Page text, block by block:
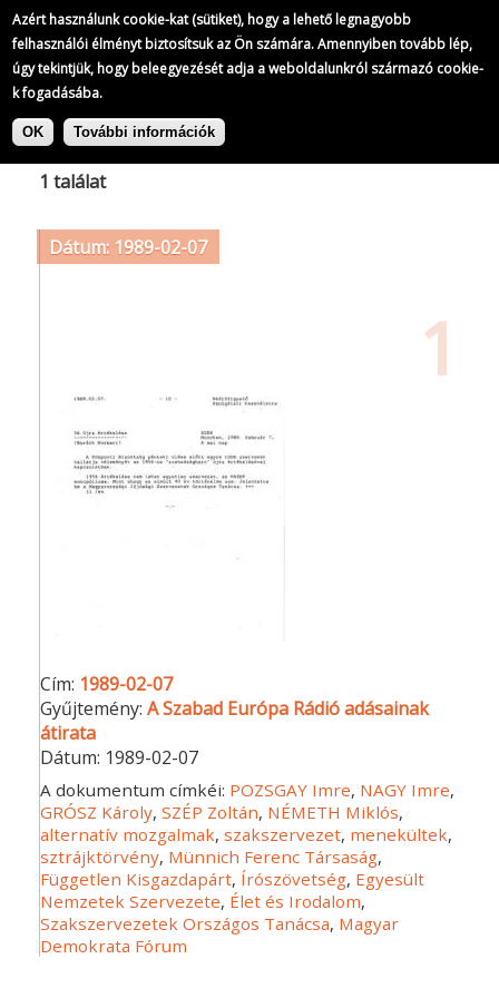
Azért használunk cookie-kat (sütiket), hogy a lehető legnagyobb
felhasználói élményt biztosítsuk az Ön számára. Amennyiben tovább lép,
úgy tekintjük, hogy beleegyezését adja a weboldalunkról származó cookie-
k fogadásába.
OK További információk
Ugrás
Címke: sztrájktörvény
1 találat
Dátum: 1989-02-07
1
Cím: 1989-02-07
Gyűjtemény:A Szabad Európa Rádió adásainak
átirata
Dátum: 1989-02-07
A dokumentum címkéi: POZSGAY Imre, NAGY Imre,
GRÓSZ Károly,SZÉP Zoltán, NÉMETH Miklós,
alternatív mozgalmak,szakszervezet, menekültek,
sztrájktörvény, Münnich Ferenc Társaság,
Független Kisgazdapárt, Írószövetség, Egyesült
Nemzetek Szervezete, Élet és Irodalom,
Szakszervezetek Országos Tanácsa, Magyar
Demokrata Fórum